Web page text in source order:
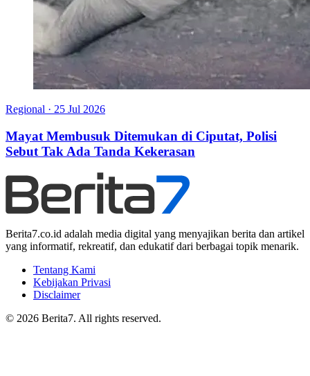
Regional · 25 Jul 2026
Mayat Membusuk Ditemukan di Ciputat, Polisi
Sebut Tak Ada Tanda Kekerasan
Berita7.co.id adalah media digital yang menyajikan berita dan artikel
yang informatif, rekreatif, dan edukatif dari berbagai topik menarik.
Tentang Kami
Kebijakan Privasi
Disclaimer
© 2026 Berita7. All rights reserved.